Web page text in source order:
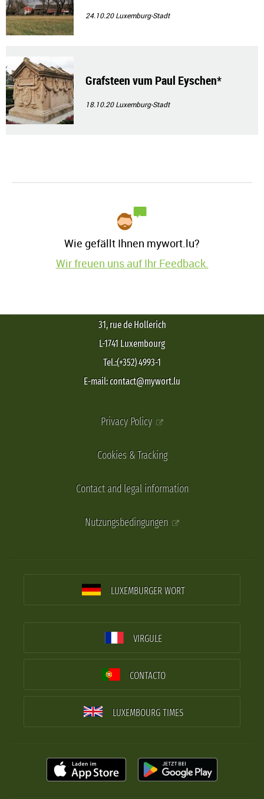
24.10.20Luxemburg-Stadt
Grafsteen vum Paul Eyschen*
18.10.20Luxemburg-Stadt
Wie gefällt Ihnen mywort.lu?
Wir freuen uns auf Ihr Feedback.
31, rue de Hollerich
L-1741 Luxembourg
Tel.:(+352) 4993-1
E-mail: contact@mywort.lu
Privacy Policy
Cookies & Tracking
Contact and legal information
Nutzungsbedingungen
LUXEMBURGER WORT
VIRGULE
CONTACTO
LUXEMBOURG TIMES